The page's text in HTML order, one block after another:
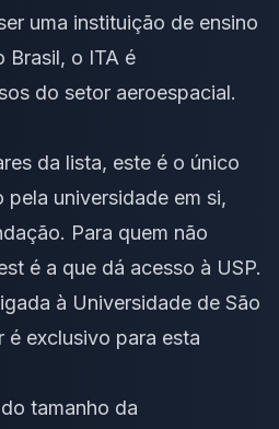
uma instituição de ensino
Brasil, o ITA é
do setor aeroespacial.
da lista, este é o único
universidade em si,
Para quem não
é a que dá acesso à USP.
à Universidade de São
é exclusivo para esta
tamanho da